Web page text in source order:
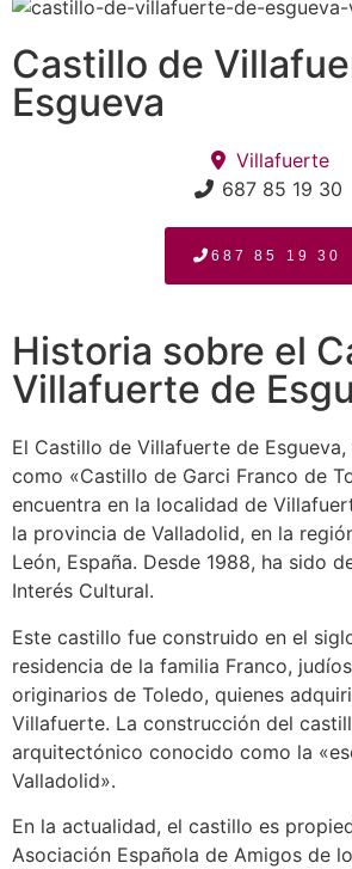
Castillo de
Esgueva
Villafuerte
687 85 19 30
687 85 19 30
Historia sobre el
Villafuerte de
El Castillo de Villafuerte de
como «Castillo de Garci Franco de
encuentra en la localidad de
la provincia de Valladolid, en la
León, España. Desde 1988, ha sido
Interés Cultural.
Este castillo fue construido en el
residencia de la familia Franco,
originarios de Toledo, quienes
Villafuerte. La construcción del
arquitectónico conocido como la
Valladolid».
En la actualidad, el castillo es
Asociación Española de Amigos de